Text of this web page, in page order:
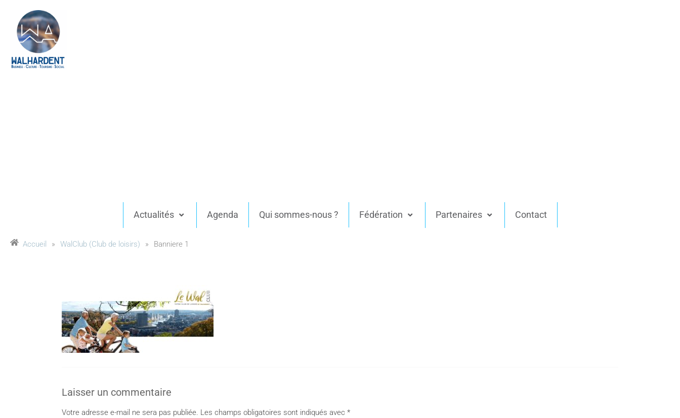
Actualités Agenda Qui sommes-nous ? Fédération Partenaires Contact
Accueil » WalClub (Club de loisirs) » Banniere 1
Laisser un commentaire
Votre adresse e-mail ne sera pas publiée. Les champs obligatoires sont indiqués avec *